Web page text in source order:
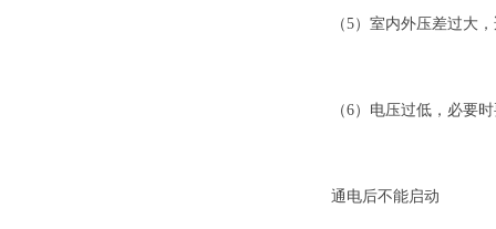
（5）室内外压差过大
（6）电压过低，必要
通电后不能启动